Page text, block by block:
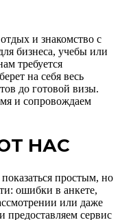
и знакомство с
бизнеса, учебы или
требуется
на себя весь
до готовой визы.
и сопровождаем
НАС
простым, но
ошибки в анкете,
или даже
сервис